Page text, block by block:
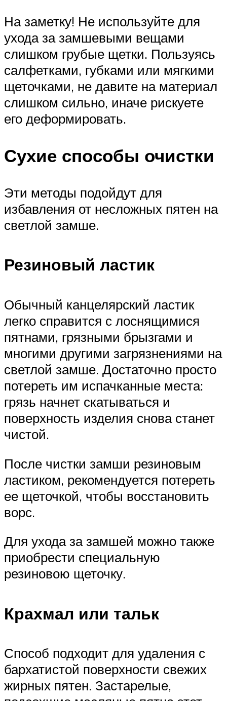
На заметку! Не используйте для
ухода за замшевыми вещами
слишком грубые щетки. Пользуясь
салфетками, губками или мягкими
щеточками, не давите на материал
слишком сильно, иначе рискуете
его деформировать.
Сухие способы очистки
Эти методы подойдут для
избавления от несложных пятен на
светлой замше.
Резиновый ластик
Обычный канцелярский ластик
легко справится с лоснящимися
пятнами, грязными брызгами и
многими другими загрязнениями на
светлой замше. Достаточно просто
потереть им испачканные места:
грязь начнет скатываться и
поверхность изделия снова станет
чистой.
После чистки замши резиновым
ластиком, рекомендуется потереть
ее щеточкой, чтобы восстановить
ворс.
Для ухода за замшей можно также
приобрести специальную
резиновою щеточку.
Крахмал или тальк
Способ подходит для удаления с
бархатистой поверхности свежих
жирных пятен. Застарелые,